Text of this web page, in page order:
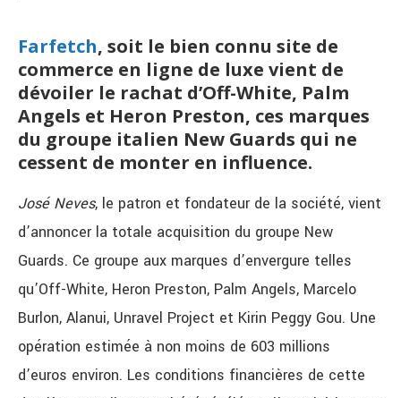
Farfetch, soit le bien connu site de
commerce en ligne de luxe vient de
dévoiler le rachat d’Off-White, Palm
Angels et Heron Preston, ces marques
du groupe italien New Guards qui ne
cessent de monter en influence.
José Neves, le patron et fondateur de la société, vient
d’annoncer la totale acquisition du groupe New
Guards. Ce groupe aux marques d’envergure telles
qu’Off-White, Heron Preston, Palm Angels, Marcelo
Burlon, Alanui, Unravel Project et Kirin Peggy Gou. Une
opération estimée à non moins de 603 millions
d’euros environ. Les conditions financières de cette